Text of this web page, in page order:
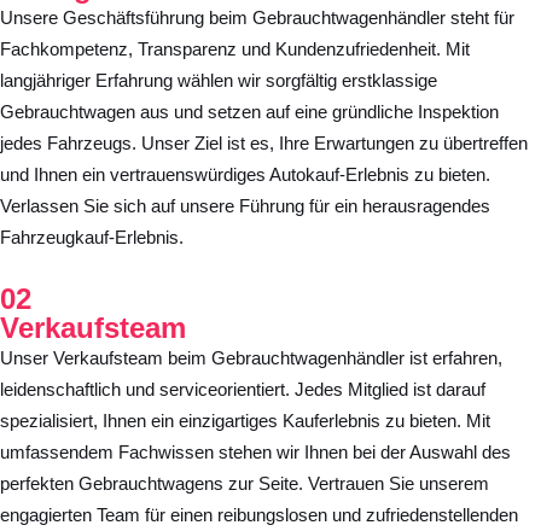
Unsere Geschäftsführung beim Gebrauchtwagenhändler steht für
Fachkompetenz, Transparenz und Kundenzufriedenheit. Mit
langjähriger Erfahrung wählen wir sorgfältig erstklassige
Gebrauchtwagen aus und setzen auf eine gründliche Inspektion
jedes Fahrzeugs. Unser Ziel ist es, Ihre Erwartungen zu übertreffen
und Ihnen ein vertrauenswürdiges Autokauf-Erlebnis zu bieten.
Verlassen Sie sich auf unsere Führung für ein herausragendes
Fahrzeugkauf-Erlebnis.
02
Verkaufsteam
Unser Verkaufsteam beim Gebrauchtwagenhändler ist erfahren,
leidenschaftlich und serviceorientiert. Jedes Mitglied ist darauf
spezialisiert, Ihnen ein einzigartiges Kauferlebnis zu bieten. Mit
umfassendem Fachwissen stehen wir Ihnen bei der Auswahl des
perfekten Gebrauchtwagens zur Seite. Vertrauen Sie unserem
engagierten Team für einen reibungslosen und zufriedenstellenden